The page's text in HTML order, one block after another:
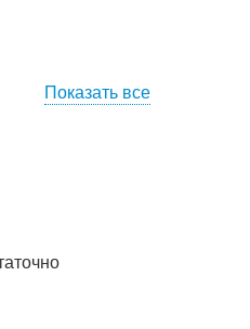
Показать все